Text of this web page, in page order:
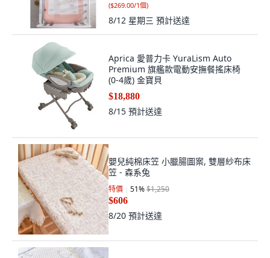
($269.00/1個)
8/12 星期三 預計送達
Aprica 愛普力卡 YuraLism Auto
Premium 旗艦款電動安撫餐搖床椅
(0-4歲) 金寶貝
$18,880
8/15 預計送達
嬰兒純棉床笠 小臘腸圖案, 雙層紗布床
笠 - 森系兔
特價 51%$1,250
$606
8/20 預計送達